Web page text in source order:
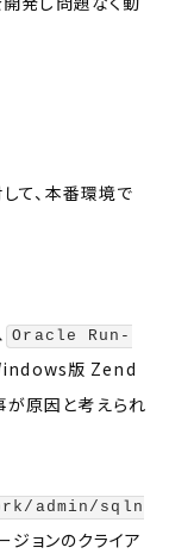
て、本番環境で
Oracle Run-
版 Zend
が原因と考えられ
admin/sqln
ジョンのクライア